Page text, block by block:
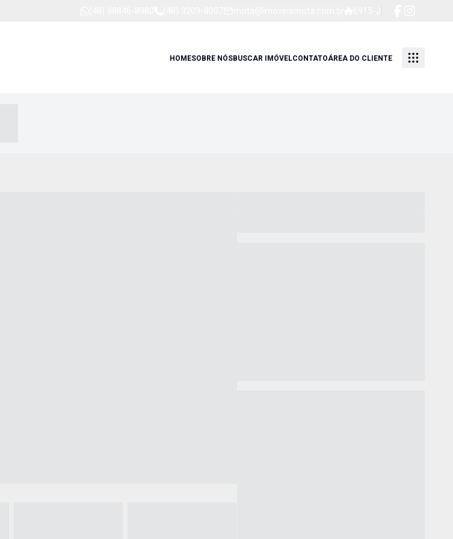
HOMESOBRE NÓSBUSCAR IMÓVELCONTATOÁREA DO CLIENTE